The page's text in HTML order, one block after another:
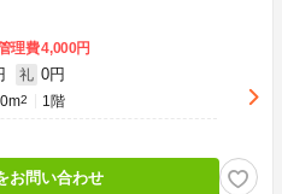
理費4,000円
礼 0円
2 1階
お問い合わせ